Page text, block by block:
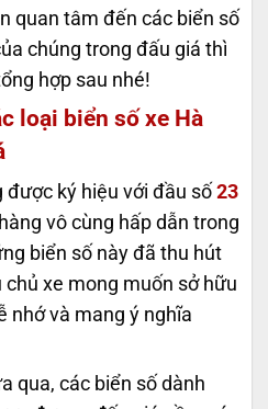
quan tâm đến các biển số
chúng trong đấu giá thì
hợp sau nhé!
loại biển số xe Hà
được ký hiệu với đầu số23
vô cùng hấp dẫn trong
biển số này đã thu hút
xe mong muốn sở hữu
nhớ và mang ý nghĩa
qua, các biển số dành